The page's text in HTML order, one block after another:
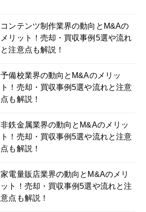
コンテンツ制作業界の動向とM&Aの
メリット！売却・買収事例5選や流れ
と注意点も解説！
予備校業界の動向とM&Aのメリッ
ト！売却・買収事例5選や流れと注意
点も解説！
非鉄金属業界の動向とM&Aのメリッ
ト！売却・買収事例5選や流れと注意
点も解説！
家電量販店業界の動向とM&Aのメリ
ット！売却・買収事例5選や流れと注
意点も解説！